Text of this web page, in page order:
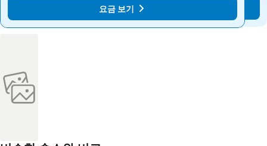
요금 보기
요금 보기